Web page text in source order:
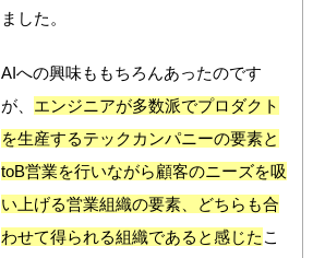
ました。
AIへの興味ももちろんあったのです
が、 エンジニアが多数派でプロダクト
を生産するテックカンパニーの要素と
toB営業を行いながら顧客のニーズを吸
い上げる営業組織の要素、どちらも合
わせて得られる組織であると感じた こ